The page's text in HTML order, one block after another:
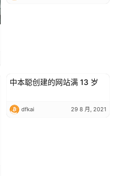
Bitcoin (BTC)
中本聪创建的网站满 13 岁
dfkai 29 8 月, 2021